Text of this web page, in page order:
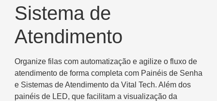
Sistema de
Atendimento
Organize filas com automatização e agilize o fluxo de
atendimento de forma completa com Painéis de Senha
e Sistemas de Atendimento da Vital Tech. Além dos
painéis de LED, que facilitam a visualização da